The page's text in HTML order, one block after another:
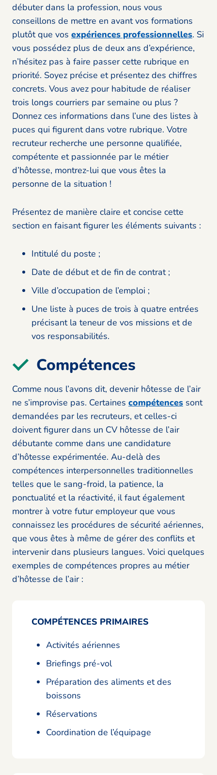
débuter dans la profession, nous vous
conseillons de mettre en avant vos formations
plutôt que vos expériences professionnelles. Si
vous possédez plus de deux ans d’expérience,
n’hésitez pas à faire passer cette rubrique en
priorité. Soyez précise et présentez des chiffres
concrets. Vous avez pour habitude de réaliser
trois longs courriers par semaine ou plus ?
Donnez ces informations dans l’une des listes à
puces qui figurent dans votre rubrique. Votre
recruteur recherche une personne qualifiée,
compétente et passionnée par le métier
d’hôtesse, montrez-lui que vous êtes la
personne de la situation !
Présentez de manière claire et concise cette
section en faisant figurer les éléments suivants :
Intitulé du poste ;
Date de début et de fin de contrat ;
Ville d’occupation de l’emploi ;
Une liste à puces de trois à quatre entrées
précisant la teneur de vos missions et de
vos responsabilités.
Compétences
Comme nous l’avons dit, devenir hôtesse de l’air
ne s’improvise pas. Certaines compétences sont
demandées par les recruteurs, et celles-ci
doivent figurer dans un CV hôtesse de l’air
débutante comme dans une candidature
d’hôtesse expérimentée. Au-delà des
compétences interpersonnelles traditionnelles
telles que le sang-froid, la patience, la
ponctualité et la réactivité, il faut également
montrer à votre futur employeur que vous
connaissez les procédures de sécurité aériennes,
que vous êtes à même de gérer des conflits et
intervenir dans plusieurs langues. Voici quelques
exemples de compétences propres au métier
d’hôtesse de l’air :
COMPÉTENCES PRIMAIRES
Activités aériennes
Briefings pré-vol
Préparation des aliments et des
boissons
Réservations
Coordination de l’équipage